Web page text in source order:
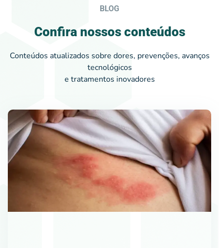
BLOG
Confira nossos conteúdos
Conteúdos atualizados sobre dores, prevenções, avanços
tecnológicos
e tratamentos inovadores